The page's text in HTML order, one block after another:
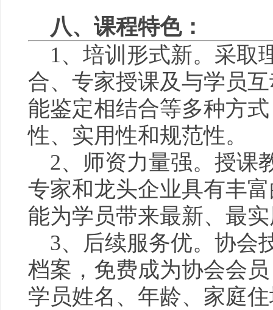
八、课程特色：
1、培训形式新。采取
合、专家授课及与学员
能鉴定相结合等多种方
性、实用性和规范性。
2、师资力量强。授课
专家和龙头企业具有丰
能为学员带来最新、最
3、后续服务优。协会
档案，免费成为协会会
学员姓名、年龄、家庭